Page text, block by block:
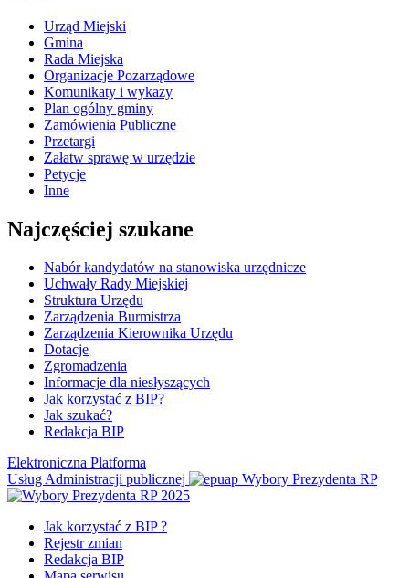
Urząd Miejski
Gmina
Rada Miejska
Organizacje Pozarządowe
Komunikaty i wykazy
Plan ogólny gminy
Zamówienia Publiczne
Przetargi
Załatw sprawę w urzędzie
Petycje
Inne
Najczęściej szukane
Nabór kandydatów na stanowiska urzędnicze
Uchwały Rady Miejskiej
Struktura Urzędu
Zarządzenia Burmistrza
Zarządzenia Kierownika Urzędu
Dotacje
Zgromadzenia
Informacje dla niesłyszących
Jak korzystać z BIP?
Jak szukać?
Redakcja BIP
Elektroniczna Platforma
Usług Administracji publicznej
Wybory Prezydenta RP
Jak korzystać z BIP ?
Rejestr zmian
Redakcja BIP